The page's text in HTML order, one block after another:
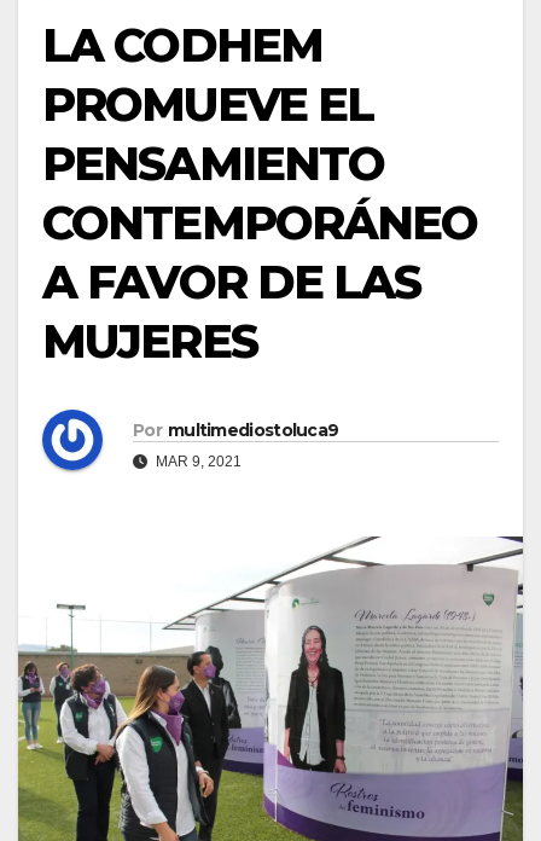
LA CODHEM
PROMUEVE EL
PENSAMIENTO
CONTEMPORÁNEO
A FAVOR DE LAS
MUJERES
Por multimediostoluca9
MAR 9, 2021